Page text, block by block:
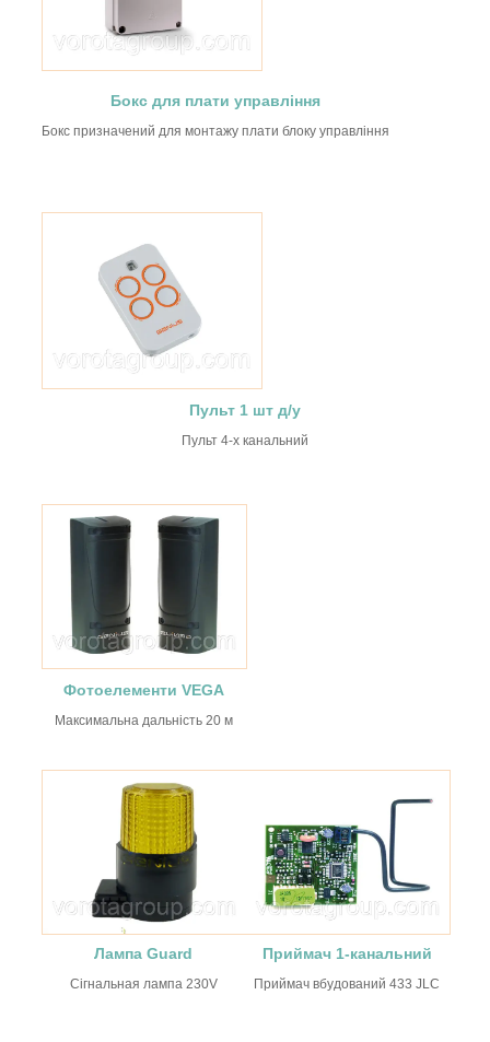
Бокс для плати управління
Бокс призначений для монтажу плати блоку управління
Пульт 1 шт д/у
Пульт 4-х канальний
Фотоелементи VEGA
Максимальна дальність 20 м
Лампа Guard
Сігнальная лампа 230V
Приймач 1-канальний
Приймач вбудований 433 JLC